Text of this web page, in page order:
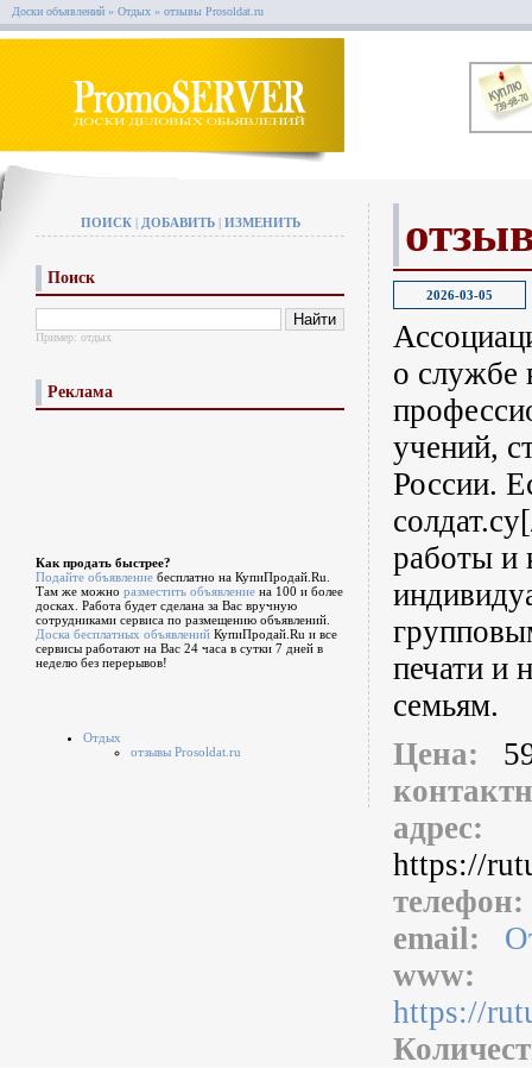
Доски объявлений » Отдых » отзывы Prosoldat.ru
ПОИСК| ДОБАВИТЬ| ИЗМЕНИТЬ
Поиск
Пример: отдых
Реклама
Как продать быстрее?
Подайте объявление бесплатно на КупиПродай.Ru.
Там же можно разместить объявление на 100 и более
досках. Работа будет сделана за Вас вручную
сотрудниками сервиса по размещению объявлений.
Доска бесплатных объявлений КупиПродай.Ru и все
сервисы работают на Вас 24 часа в сутки 7 дней в
неделю без перерывов!
Отдых
отзывы Prosoldat.ru
2026-03-05
о службе
учений,
России.
работы и
печати и
семьям.
Цена:
адрес:
https://
email:
www:
https://